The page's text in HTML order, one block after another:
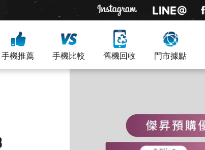
手機推薦 手機比較 舊機回收 門市據點